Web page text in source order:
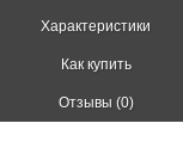
Характеристики
Как купить
Отзывы (0)